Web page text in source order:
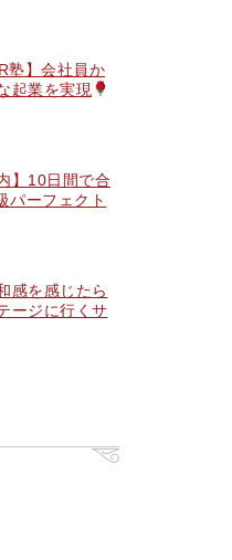
塾】会社員か
起業を実現
】10日間で合
パーフェクト
感を感じたら
ージに行くサ